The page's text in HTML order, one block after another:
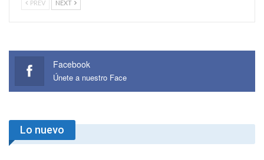
PREV NEXT
Facebook
Únete a nuestro Face
Lo nuevo